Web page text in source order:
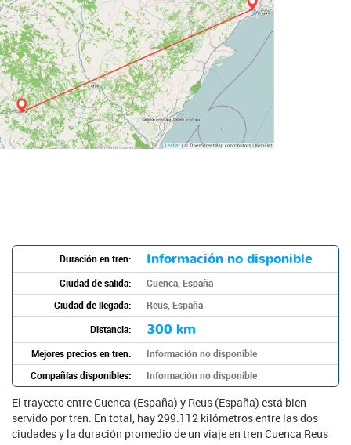
Duración en tren: Información no disponible
Ciudad de salida:
Cuenca, España
Ciudad de llegada:
Reus, España
Distancia:
300 km
Mejores precios en tren:
Información no disponible
Compañías disponibles:
Información no disponible
El trayecto entre Cuenca (España) y Reus (España) está bien
servido por tren. En total, hay 299.112 kilómetros entre las dos
ciudades y la duración promedio de un viaje en tren Cuenca Reus